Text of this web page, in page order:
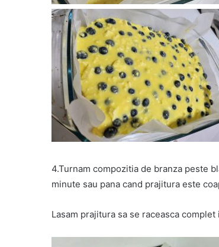
4.Turnam compozitia de branza peste
minute sau pana cand prajitura este
Lasam prajitura sa se raceasca